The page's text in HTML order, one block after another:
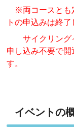
※両コースとも
トの申込みは終了
サイクリングイ
申し込み不要で開
す。
イベントの